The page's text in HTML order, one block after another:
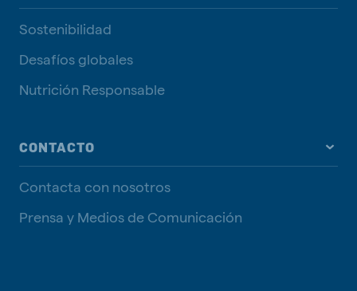
Sostenibilidad
Desafíos globales
Nutrición Responsable
CONTACTO
Contacta con nosotros
Prensa y Medios de Comunicación